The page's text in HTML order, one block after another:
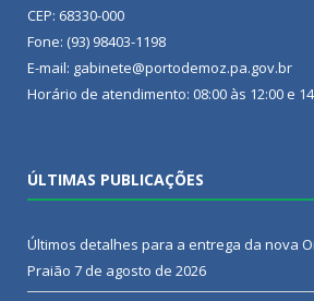
CEP: 68330-000
Fone: (93) 98403-1198
E-mail: gabinete@portodemoz.pa.gov.br
Horário de atendimento: 08:00 às 12:00 e
ÚLTIMAS PUBLICAÇÕES
Últimos detalhes para a entrega da nova
Praião 7 de agosto de 2026